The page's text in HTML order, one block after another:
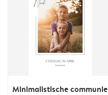
Minimalistische communie